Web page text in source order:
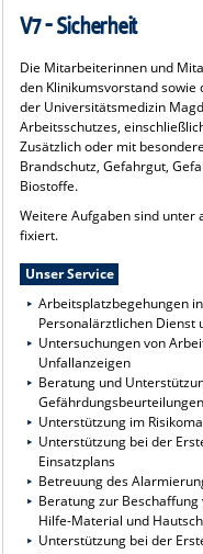
PRESSE
INTERNATIONAL
INTRANET
V7 - Sicherheit
Die Mitarbeiterinnen und
den Klinikumsvorstand
der Universitätsmedizin
Arbeitsschutzes,
Zusätzlich oder mit
Brandschutz, Gefahrgut,
Biostoffe.
Weitere Aufgaben sind unter
fixiert.
Unser Service
Arbeitsplatzbegehungen
Personalärztlichen Dienst
Untersuchungen von
Unfallanzeigen
Beratung und
Gefährdungsbeurteilungen
Unterstützung im
Unterstützung bei der
Einsatzplans
Betreuung des
Beratung zur
Hilfe-Material und
Unterstützung bei der